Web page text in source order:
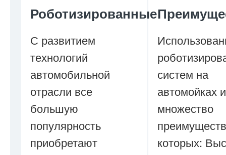
Роботизированные
С развитием
технологий
автомобильной
отрасли все
большую
популярность
приобретают
систем на
автомойках
множество
которых: